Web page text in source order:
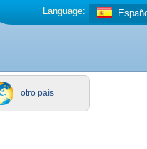
Language:
otro país